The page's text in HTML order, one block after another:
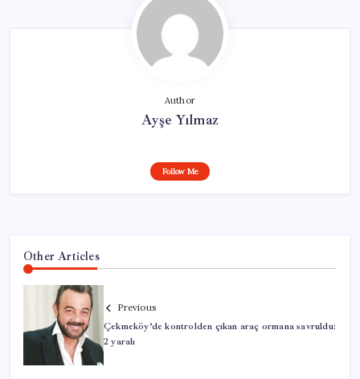
Author
Ayşe Yılmaz
Follow Me
Other Articles
Previous
Çekmeköy’de kontrolden çıkan araç ormana savruldu:
2 yaralı